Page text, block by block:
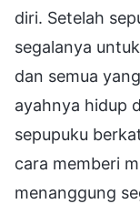
diri. Setelah
segalanya
dan semua
ayahnya hidup
sepupuku
cara memberi
menanggung